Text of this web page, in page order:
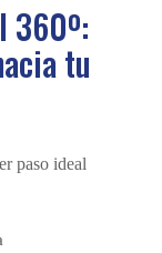
360º:
tu